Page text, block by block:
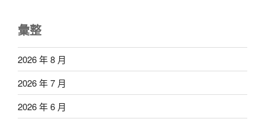
彙整
2026 年 8 月
2026 年 7 月
2026 年 6 月